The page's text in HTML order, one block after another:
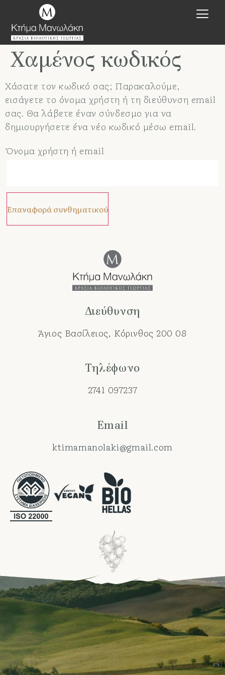
Χαμένος κωδικός
Χάσατε τον κωδικό σας; Παρακαλούμε,
εισάγετε το όνομα χρήστη ή τη διεύθυνση email
σας. Θα λάβετε έναν σύνδεσμο για να
δημιουργήσετε ένα νέο κωδικό μέσω email.
Όνομα χρήστη ή email
Επαναφορά συνθηματικού
Διεύθυνση
Άγιος Βασίλειος, Κόρινθος 200 08
Τηλέφωνο
2741 097237
Email
ktimamanolaki@gmail.com